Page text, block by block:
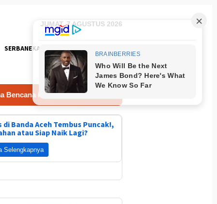
JUMAT, 7 AGUSTUS 2026
SERBANEKA FOTO
Kementan Lomba Masak Nasi Goreng Polda Aceh
di Banda Aceh Tembus Puncak!,
atau Siap Naik Lagi?
Selengkapnya